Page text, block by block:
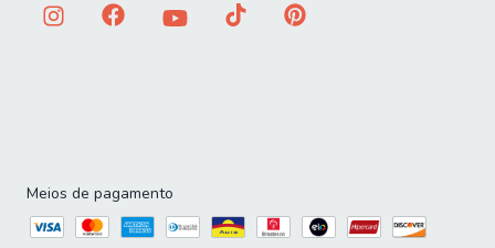
Meios de pagamento